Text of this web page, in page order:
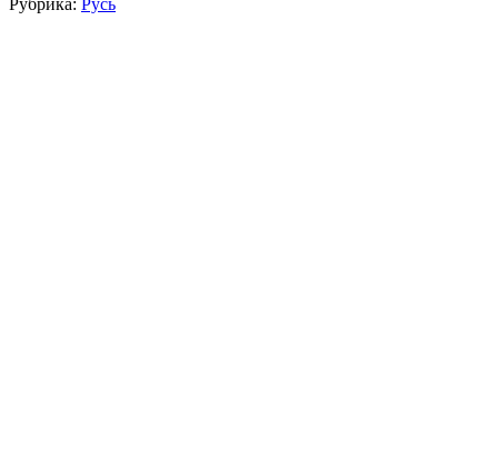
Рубрика: Русь